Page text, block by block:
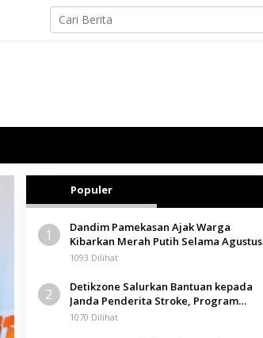
Populer
1
Dandim Pamekasan Ajak Warga
Kibarkan Merah Putih Selama Agustus
1093 Dilihat
2
Detikzone Salurkan Bantuan kepada
Janda Penderita Stroke, Program
Berbagi Masuki Hari ke-61
1070 Dilihat